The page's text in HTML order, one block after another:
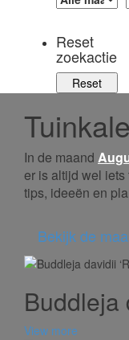
Reset
zoekactie
In de maand
er is altijd wel
tips, ideeën en
Bekijk de
Buddleja
View more